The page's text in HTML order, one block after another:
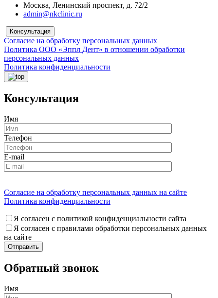
Москва, Ленинский проспект, д. 72/2
admin@nkclinic.ru
Консультация
Согласие на обработку персональных данных
Политика ООО «Эппл Дент» в отношении обработки
персональных данных
Политика конфиденциальности
Консультация
Имя
Телефон
E-mail
Согласие на обработку персональных данных на сайте
Политика конфиденциальности
Я согласен с политикой конфиденциальности сайта
Я согласен с правилами обработки персональных данных
на сайте
Обратный звонок
Имя